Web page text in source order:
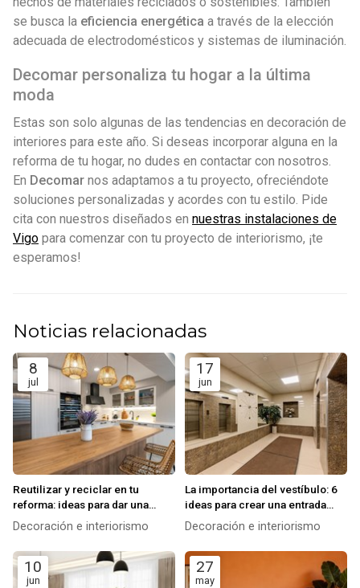
se busca la eficiencia energética a través de la elección
adecuada de electrodomésticos y sistemas de iluminación.
Decomar personaliza tu hogar a la última
moda
Estas son solo algunas de las tendencias en decoración de
interiores para este año. Si deseas incorporar alguna en la
reforma de tu hogar, no dudes en contactar con nosotros.
En Decomar nos adaptamos a tu proyecto, ofreciéndote
soluciones personalizadas y acordes con tu estilo. Pide
cita con nuestros diseñados en nuestras instalaciones de
Vigo para comenzar con tu proyecto de interiorismo, ¡te
esperamos!
Noticias relacionadas
8
jul
Reutilizar y reciclar en tu
reforma: ideas para dar una
segunda vida a materiales y
Decoración e interiorismo
17
jun
La importancia del vestíbulo: 6
ideas para crear una entrada
impactante
Decoración e interiorismo
10
jun
27
may